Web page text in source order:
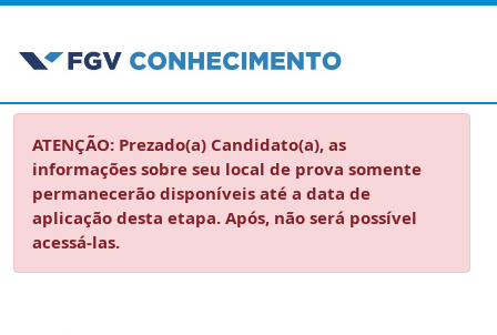
ATENÇÃO: Prezado(a) Candidato(a), as
informações sobre seu local de prova somente
permanecerão disponíveis até a data de
aplicação desta etapa. Após, não será possível
acessá-las.